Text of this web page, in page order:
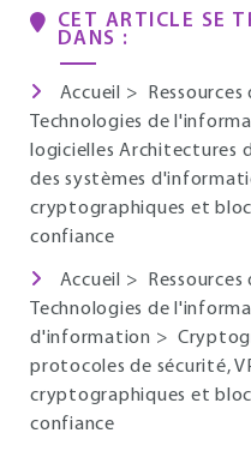
CET ARTICLE SE
DANS :
Accueil >
Technologies de
logicielles Architectures
des systèmes
cryptographiques et
confiance
Accueil >
Technologies de
d'information >
protocoles de sécurité,
cryptographiques et
confiance